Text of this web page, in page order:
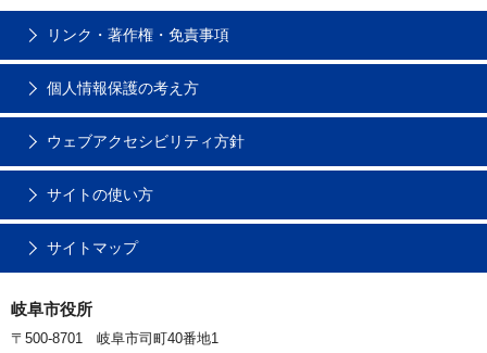
リンク・著作権・免責事項
個人情報保護の考え方
ウェブアクセシビリティ方針
サイトの使い方
サイトマップ
岐阜市役所
〒500-8701 岐阜市司町40番地1